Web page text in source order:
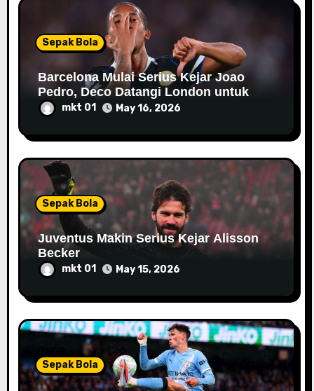
Sepak Bola
Barcelona Mulai Serius Kejar Joao
Pedro, Deco Datangi London untuk
Negosiasi
mkt 01 May 16, 2026
Sepak Bola
Juventus Makin Serius Kejar Alisson
Becker
mkt 01 May 15, 2026
Sepak Bola